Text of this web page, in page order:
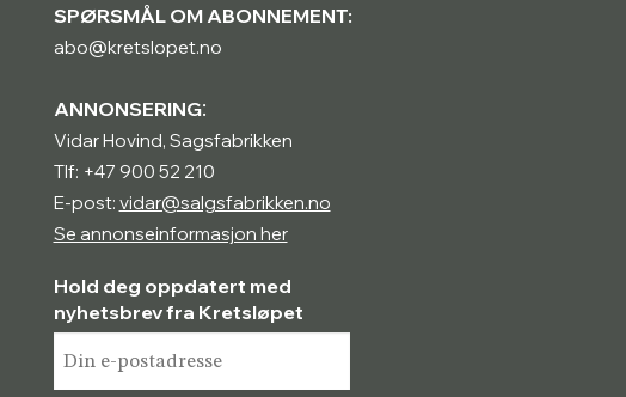
SPØRSMÅL OM ABONNEMENT:
abo@kretslopet.no
ANNONSERING:
Vidar Hovind, Sagsfabrikken
Tlf: +47 900 52 210
E-post: vidar@salgsfabrikken.no
Se annonseinformasjon her
Hold deg oppdatert med
nyhetsbrev fra Kretsløpet